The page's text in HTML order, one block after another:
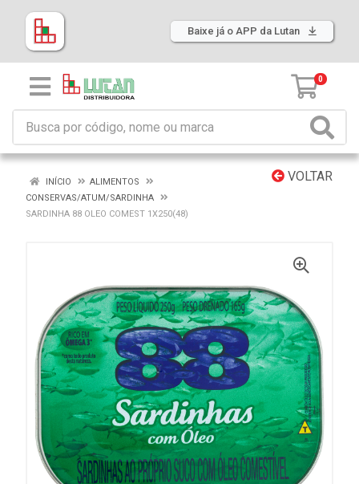
Baixe já o APP da Lutan
0
VOLTAR
INÍCIO
ALIMENTOS
CONSERVAS/ATUM/SARDINHA
SARDINHA 88 OLEO COMEST 1X250(48)